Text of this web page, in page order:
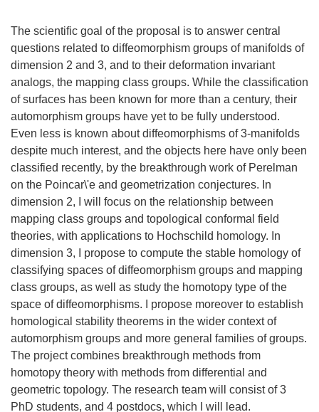
The scientific goal of the proposal is to answer central
questions related to diffeomorphism groups of manifolds of
dimension 2 and 3, and to their deformation invariant
analogs, the mapping class groups. While the classification
of surfaces has been known for more than a century, their
automorphism groups have yet to be fully understood.
Even less is known about diffeomorphisms of 3-manifolds
despite much interest, and the objects here have only been
classified recently, by the breakthrough work of Perelman
on the Poincar\'e and geometrization conjectures. In
dimension 2, I will focus on the relationship between
mapping class groups and topological conformal field
theories, with applications to Hochschild homology. In
dimension 3, I propose to compute the stable homology of
classifying spaces of diffeomorphism groups and mapping
class groups, as well as study the homotopy type of the
space of diffeomorphisms. I propose moreover to establish
homological stability theorems in the wider context of
automorphism groups and more general families of groups.
The project combines breakthrough methods from
homotopy theory with methods from differential and
geometric topology. The research team will consist of 3